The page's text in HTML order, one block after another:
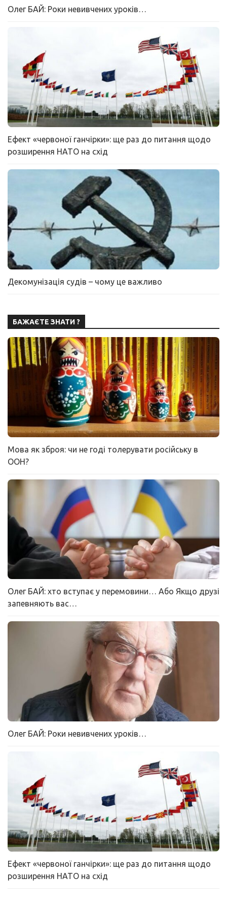
Олег БАЙ: Роки невивчених уроків…
Ефект «червоної ганчірки»: ще раз до питання щодо
розширення НАТО на схід
Декомунізація судів – чому це важливо
БАЖАЄТЕ ЗНАТИ ?
Мова як зброя: чи не годі толерувати російську в
ООН?
Олег БАЙ: хто вступає у перемовини… Або Якщо друзі
запевняють вас…
Олег БАЙ: Роки невивчених уроків…
Ефект «червоної ганчірки»: ще раз до питання щодо
розширення НАТО на схід